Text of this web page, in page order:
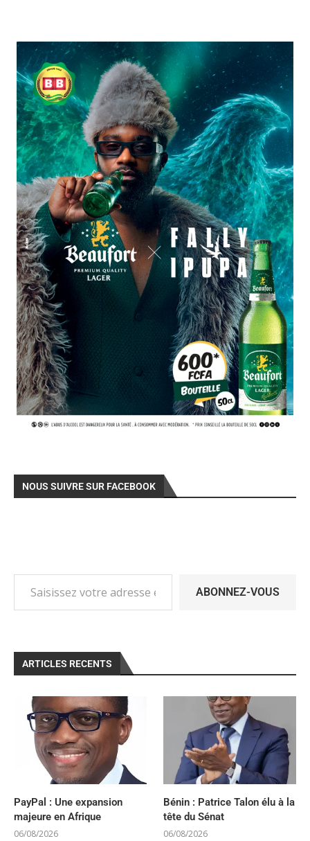
NOUS SUIVRE SUR FACEBOOK
ABONNEZ-VOUS
ARTICLES RECENTS
PayPal : Une expansion
majeure en Afrique
06/08/2026
Bénin : Patrice Talon élu à la
tête du Sénat
06/08/2026